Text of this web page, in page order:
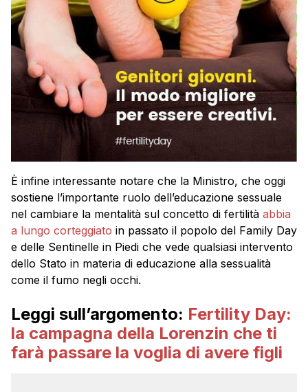
È infine interessante notare che la Ministro, che oggi
sostiene l’importante ruolo dell’educazione sessuale
nel cambiare la mentalità sul concetto di fertilità abbia
a lungo corteggiato in passato il popolo del Family Day
e delle Sentinelle in Piedi che vede qualsiasi intervento
dello Stato in materia di educazione alla sessualità
come il fumo negli occhi.
Leggi sull’argomento: Fertility Day:
la campagna della Lorenzin che ti
farà passare la voglia di avere figli